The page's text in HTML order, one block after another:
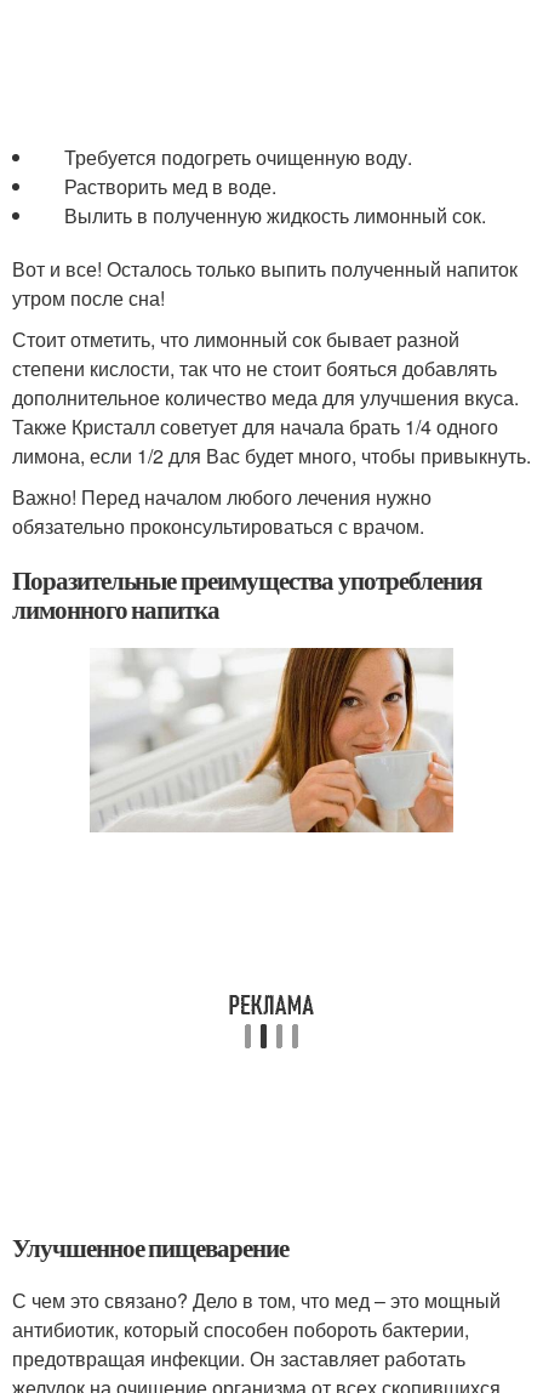
Требуется подогреть очищенную воду.
Растворить мед в воде.
Вылить в полученную жидкость лимонный сок.
Вот и все! Осталось только выпить полученный напиток
утром после сна!
Стоит отметить, что лимонный сок бывает разной
степени кислости, так что не стоит бояться добавлять
дополнительное количество меда для улучшения вкуса.
Также Кристалл советует для начала брать 1/4 одного
лимона, если 1/2 для Вас будет много, чтобы привыкнуть.
Важно! Перед началом любого лечения нужно
обязательно проконсультироваться с врачом.
Поразительные преимущества употребления
лимонного напитка
Улучшенное пищеварение
С чем это связано? Дело в том, что мед – это мощный
антибиотик, который способен побороть бактерии,
предотвращая инфекции. Он заставляет работать